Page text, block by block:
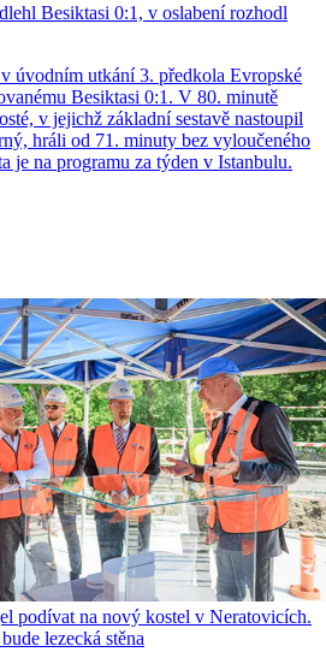
Besiktasi 0:1, v oslabení rozhodl
úvodním utkání 3. předkola Evropské
Besiktasi 0:1. V 80. minutě
v jejichž základní sestavě nastoupil
hráli od 71. minuty bez vyloučeného
je na programu za týden v Istanbulu.
podívat na nový kostel v Neratovicích.
lezecká stěna